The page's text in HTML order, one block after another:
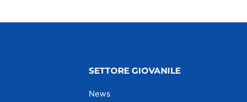
SETTORE GIOVANILE
News